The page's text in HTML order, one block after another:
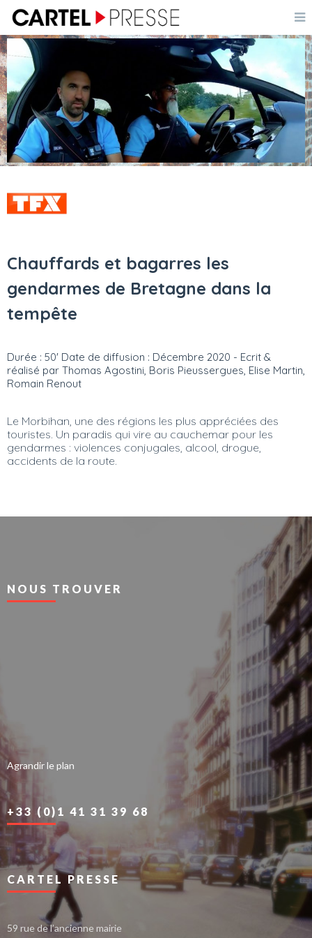
Chauffards et bagarres les
gendarmes de Bretagne dans la
tempête
Durée : 50' Date de diffusion : Décembre 2020 - Ecrit &
réalisé par Thomas Agostini, Boris Pieussergues, Elise Martin,
Romain Renout
Le Morbihan, une des régions les plus appréciées des
touristes. Un paradis qui vire au cauchemar pour les
gendarmes : violences conjugales, alcool, drogue,
accidents de la route.
NOUS TROUVER
Agrandir le plan
+33 (0)1 41 31 39 68
CARTEL PRESSE
59 rue de l’ancienne mairie